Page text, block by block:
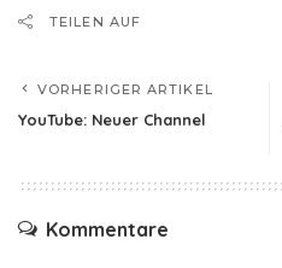
TEILEN AUF
VORHERIGER ARTIKEL
YouTube: Neuer Channel
Kommentare